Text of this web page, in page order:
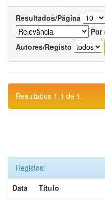
Resultados/Página
Por
Autores/Registo
Resultados 1-1 de 1.
Registos:
Data
Título